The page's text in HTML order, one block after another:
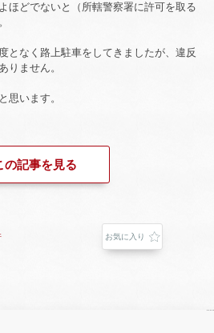
ほどでないと（所轄警察署に許可を取る
となく路上駐車をしてきましたが、違反
りません。
思います。
の記事を見る
お気に入り